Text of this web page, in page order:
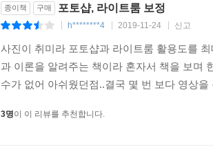
종이책 구매 포토샵, 라이트룸 보정
h********4 2019-11-24 신고
사진이 취미라 포토샵과 라이트룸 활용도를
과 이론을 알려주는 책이라 혼자서 책을 보며
수가 없어 아쉬웠던점..결국 몇 번 보다 영상
3명이 이 리뷰를 추천합니다.